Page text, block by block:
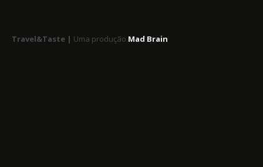
Travel&Taste | Uma produção Mad Brain